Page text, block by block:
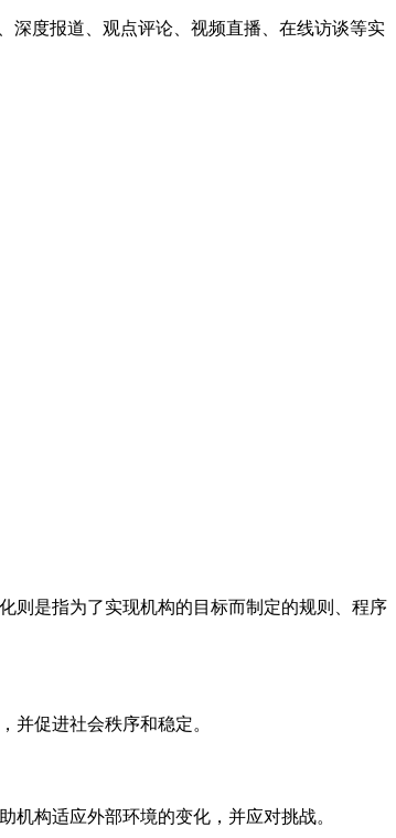
深度报道、观点评论、视频直播、在线访谈等实
则是指为了实现机构的目标而制定的规则、程序
并促进社会秩序和稳定。
构适应外部环境的变化，并应对挑战。